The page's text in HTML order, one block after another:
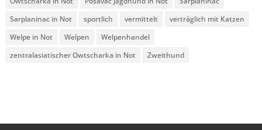
Sarplaninac in Not
sportlich vermittelt
verträglich mit Katzen
Welpe in Not
Welpen
Welpenhandel
zentralasiatischer Owtscharka in Not
Zweithund